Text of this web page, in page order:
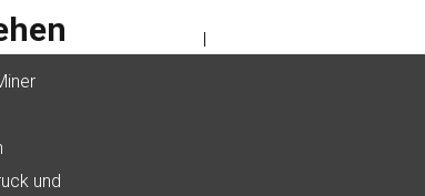
und
10:12 a.m.